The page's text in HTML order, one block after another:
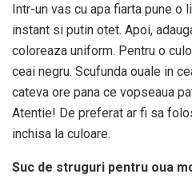
Intr-un vas cu apa fiarta pune o
instant si putin otet. Apoi,
coloreaza uniform. Pentru o
ceai negru. Scufunda ouale in
cateva ore pana ce vopseaua
Atentie! De preferat ar fi sa
inchisa la culoare.
Suc de struguri pentru oua